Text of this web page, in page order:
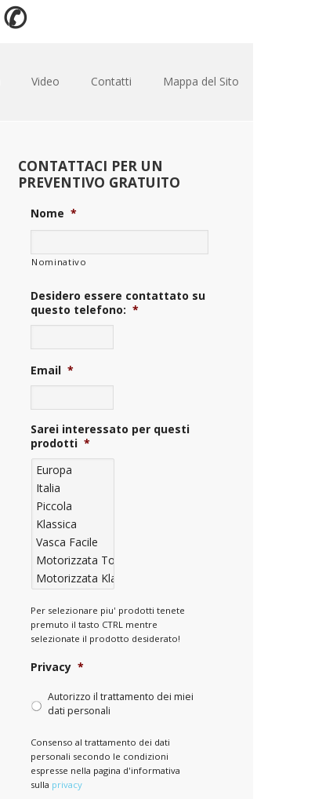
✆
Video Contatti Mappa del Sito
CONTATTACI PER UN
PREVENTIVO GRATUITO
Nome *
Nominativo
Desidero essere contattato su
questo telefono: *
Email *
Sarei interessato per questi
prodotti *
Per selezionare piu' prodotti tenete
premuto il tasto CTRL mentre
selezionate il prodotto desiderato!
Privacy *
Autorizzo il trattamento dei miei
dati personali
Consenso al trattamento dei dati
personali secondo le condizioni
espresse nella pagina d'informativa
sulla privacy